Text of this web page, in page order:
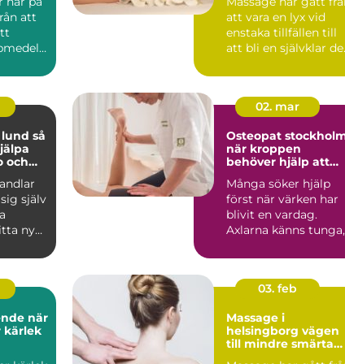
att
att vara en lyx vid
enstaka tillfällen till
att bli en självklar
så
och
själv
nya
02. mar
Osteopat
när kroppen
behöver hjälp att
Många söker hjälp
först när värken har
blivit en vardag.
Axlarna känns tunga,
protesterar...
när
kärlek
03. feb
Massage i
helsingborg vägen
till mindre smärta